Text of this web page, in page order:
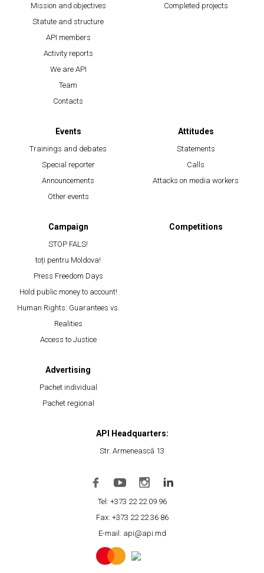
Mission and objectives
Statute and structure
API members
Activity reports
We are API
Team
Contacts
Completed projects
Events
Trainings and debates
Special reporter
Announcements
Other events
Attitudes
Statements
Calls
Attacks on media workers
Campaign
STOP FALS!
toți pentru Moldova!
Press Freedom Days
Hold public money to account!
Human Rights: Guarantees vs.
Realities
Access to Justice
Competitions
Advertising
Pachet individual
Pachet regional
API Headquarters:
Str. Armenească 13
Tel: +373 22 22 09 96
Fax: +373 22 22 36 86
E-mail: api@api.md